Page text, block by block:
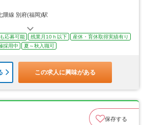
隈線 別府(福岡)駅
応募可能 残業月10ｈ以下
産休・育休取得実績有り
採用中 夏～秋入職可
この求人に興味がある
保存する